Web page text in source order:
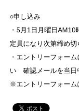
○申し込み
・5月1日月曜日AM10
定員になり次第締め
・エントリーフォー
い 確認メールを当日
※エントリーフォーム